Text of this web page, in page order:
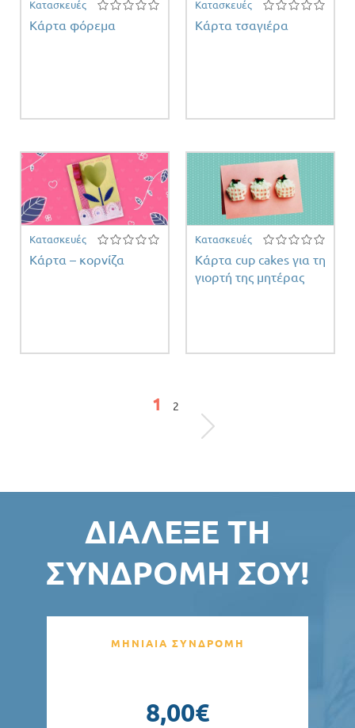
Κατασκευές
Κάρτα φόρεμα
Κατασκευές
Κάρτα τσαγιέρα
Κατασκευές
Κάρτα – κορνίζα
Κατασκευές
Κάρτα cup cakes για τη
γιορτή της μητέρας
1 2
ΔΙΆΛΕΞΕ ΤΗ
ΣΥΝΔΡΟΜΉ ΣΟΥ!
ΜΗΝΙΑΙΑ ΣΥΝΔΡΟΜΗ
8,00€